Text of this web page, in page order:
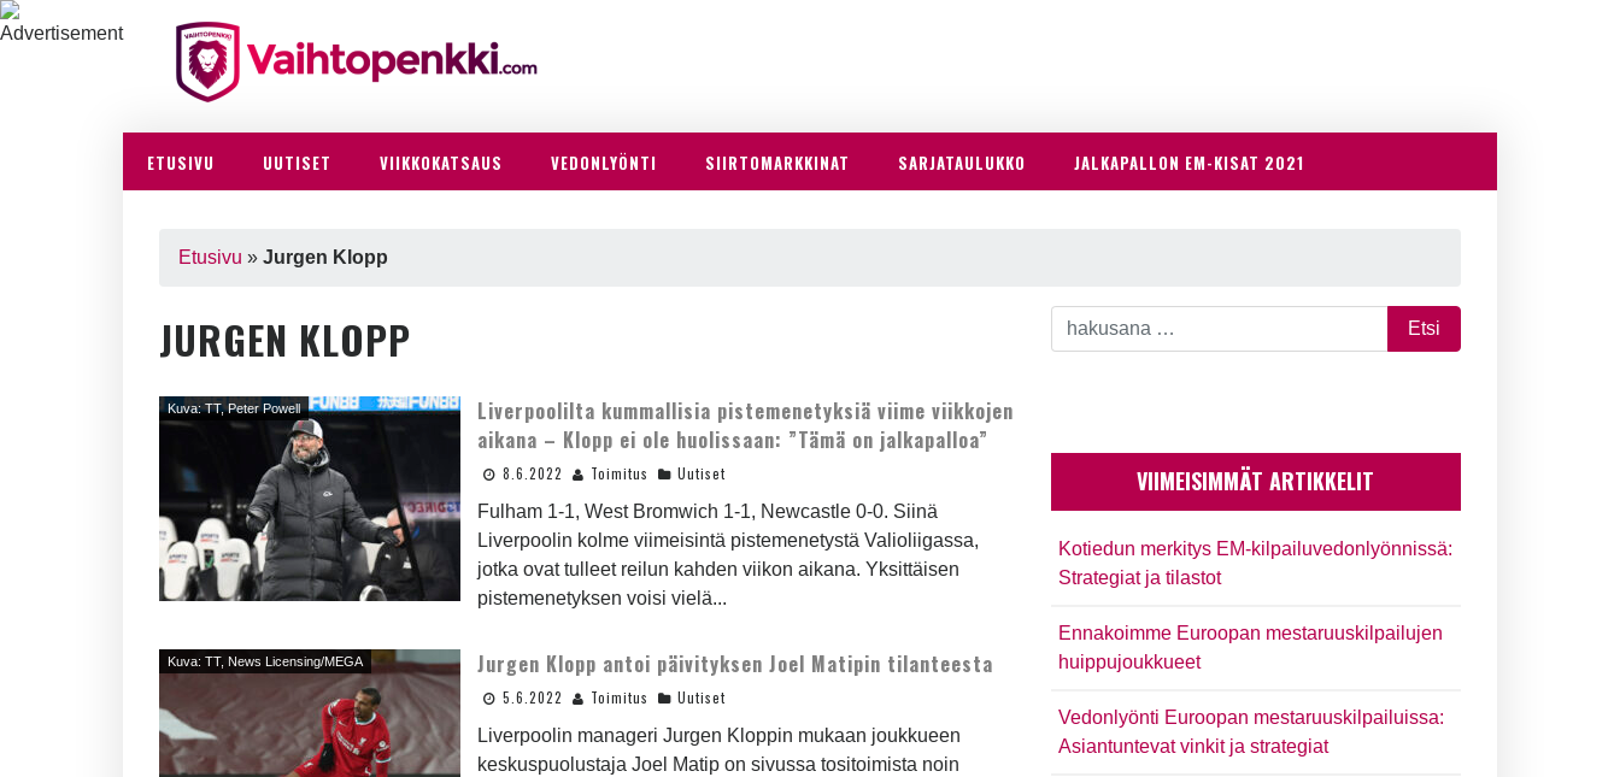
ETUSIVU UUTISET VIIKKOKATSAUS VEDONLYÖNTI SIIRTOMARKKINAT SARJATAULUKKO JALKAPALLON EM-KISAT 2021
Etusivu » Jurgen Klopp
JURGEN KLOPP
Kuva: TT, Peter Powell
Liverpoolilta kummallisia pistemenetyksiä viime viikkojen
aikana – Klopp ei ole huolissaan: ”Tämä on jalkapalloa”
8.6.2022 Toimitus Uutiset
Fulham 1-1, West Bromwich 1-1, Newcastle 0-0. Siinä
Liverpoolin kolme viimeisintä pistemenetystä Valioliigassa,
jotka ovat tulleet reilun kahden viikon aikana. Yksittäisen
pistemenetyksen voisi vielä...
Kuva: TT, News Licensing/MEGA Jurgen Klopp antoi päivityksen Joel Matipin tilanteesta
5.6.2022 Toimitus Uutiset
Liverpoolin manageri Jurgen Kloppin mukaan joukkueen
keskuspuolustaja Joel Matip on sivussa tositoimista noin
VIIMEISIMMÄT ARTIKKELIT
Kotiedun merkitys EM-kilpailuvedonlyönnissä:
Strategiat ja tilastot
Ennakoimme Euroopan mestaruuskilpailujen
huippujoukkueet
Vedonlyönti Euroopan mestaruuskilpailuissa:
Asiantuntevat vinkit ja strategiat